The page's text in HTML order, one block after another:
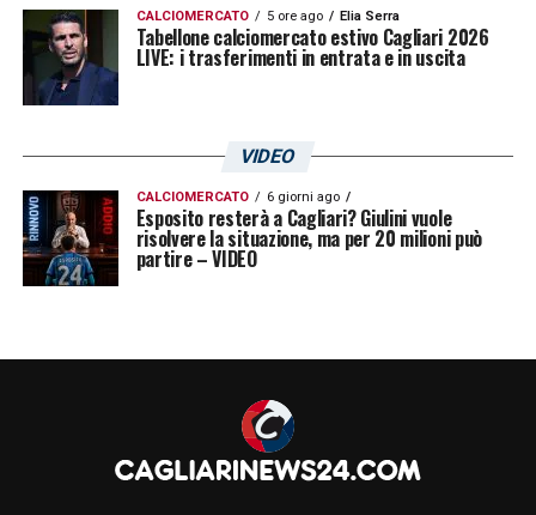
CALCIOMERCATO 5 ore ago Elia Serra
Tabellone calciomercato estivo Cagliari 2026
LIVE: i trasferimenti in entrata e in uscita
VIDEO
CALCIOMERCATO 6 giorni ago
Esposito resterà a Cagliari? Giulini vuole
risolvere la situazione, ma per 20 milioni può
partire – VIDEO